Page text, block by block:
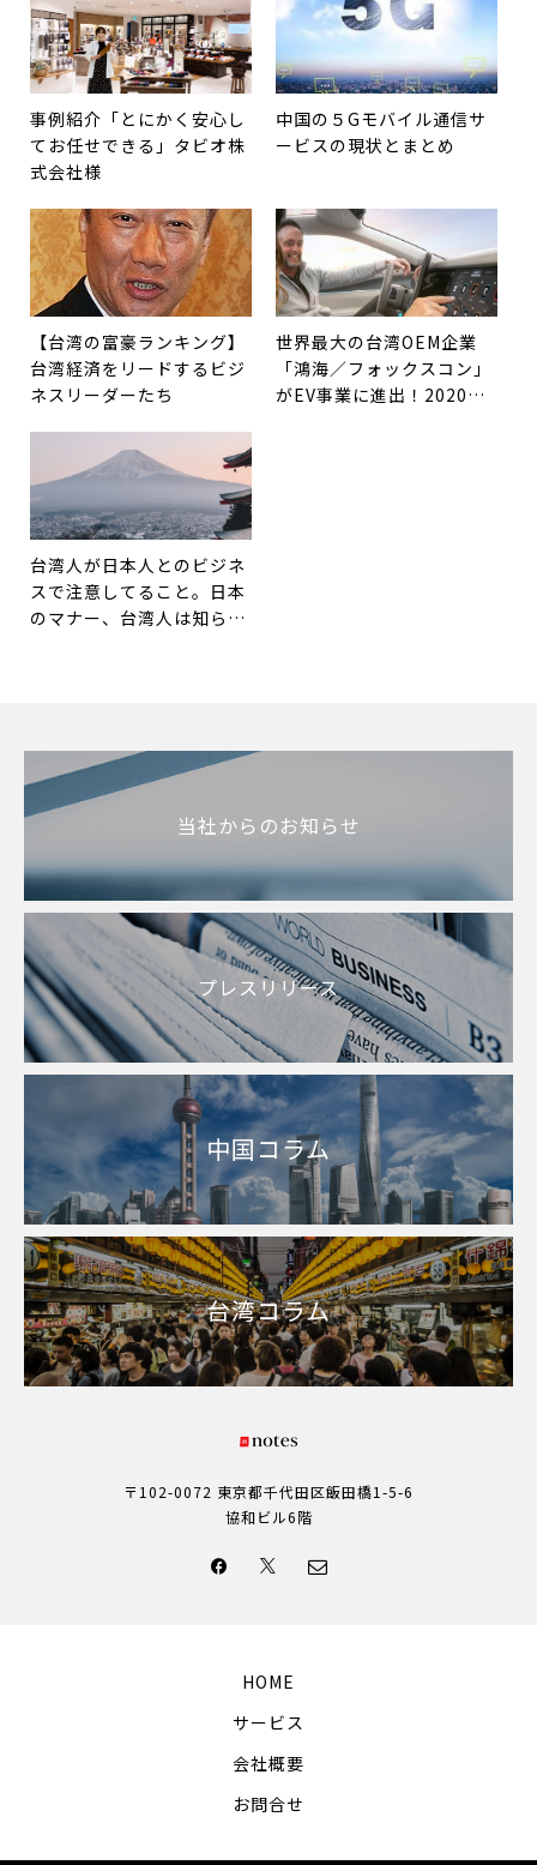
事例紹介「とにかく安心し
てお任せできる」タビオ株
式会社様
中国の５Gモバイル通信サ
ービスの現状とまとめ
【台湾の富豪ランキング】
台湾経済をリードするビジ
ネスリーダーたち
世界最大の台湾OEM企業
「鴻海／フォックスコン」
がEV事業に進出！2020年
台湾人が日本人とのビジネ
スで注意してること。日本
のマナー、台湾人は知らな
当社からのお知らせ
プレスリリース
中国コラム
台湾コラム
〒102-0072 東京都千代田区飯田橋1-5-6
協和ビル6階
HOME
サービス
会社概要
お問合せ